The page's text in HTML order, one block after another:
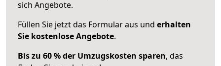
sich Angebote.
Füllen Sie jetzt das Formular aus und erhalten
Sie kostenlose Angebote.
Bis zu 60 % der Umzugskosten sparen, das